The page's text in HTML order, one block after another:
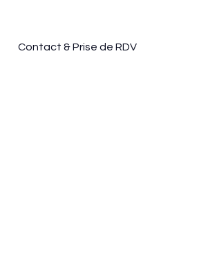
Contact & Prise de RDV